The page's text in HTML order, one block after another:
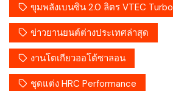
ขุมพลังเบนซิน 2.0 ลิตร VTEC Turbo
ข่าวยานยนต์ต่างประเทศล่าสุด
งานโตเกียวออโต้ซาลอน
ชุดแต่ง HRC Performance